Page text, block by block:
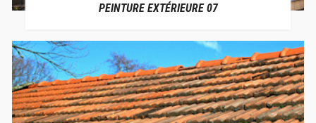
PEINTURE EXTÉRIEURE 07